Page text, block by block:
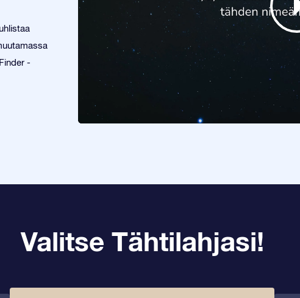
-
Valitse Tähtilahjasi!